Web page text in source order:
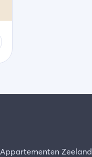
Appartementen Zeeland